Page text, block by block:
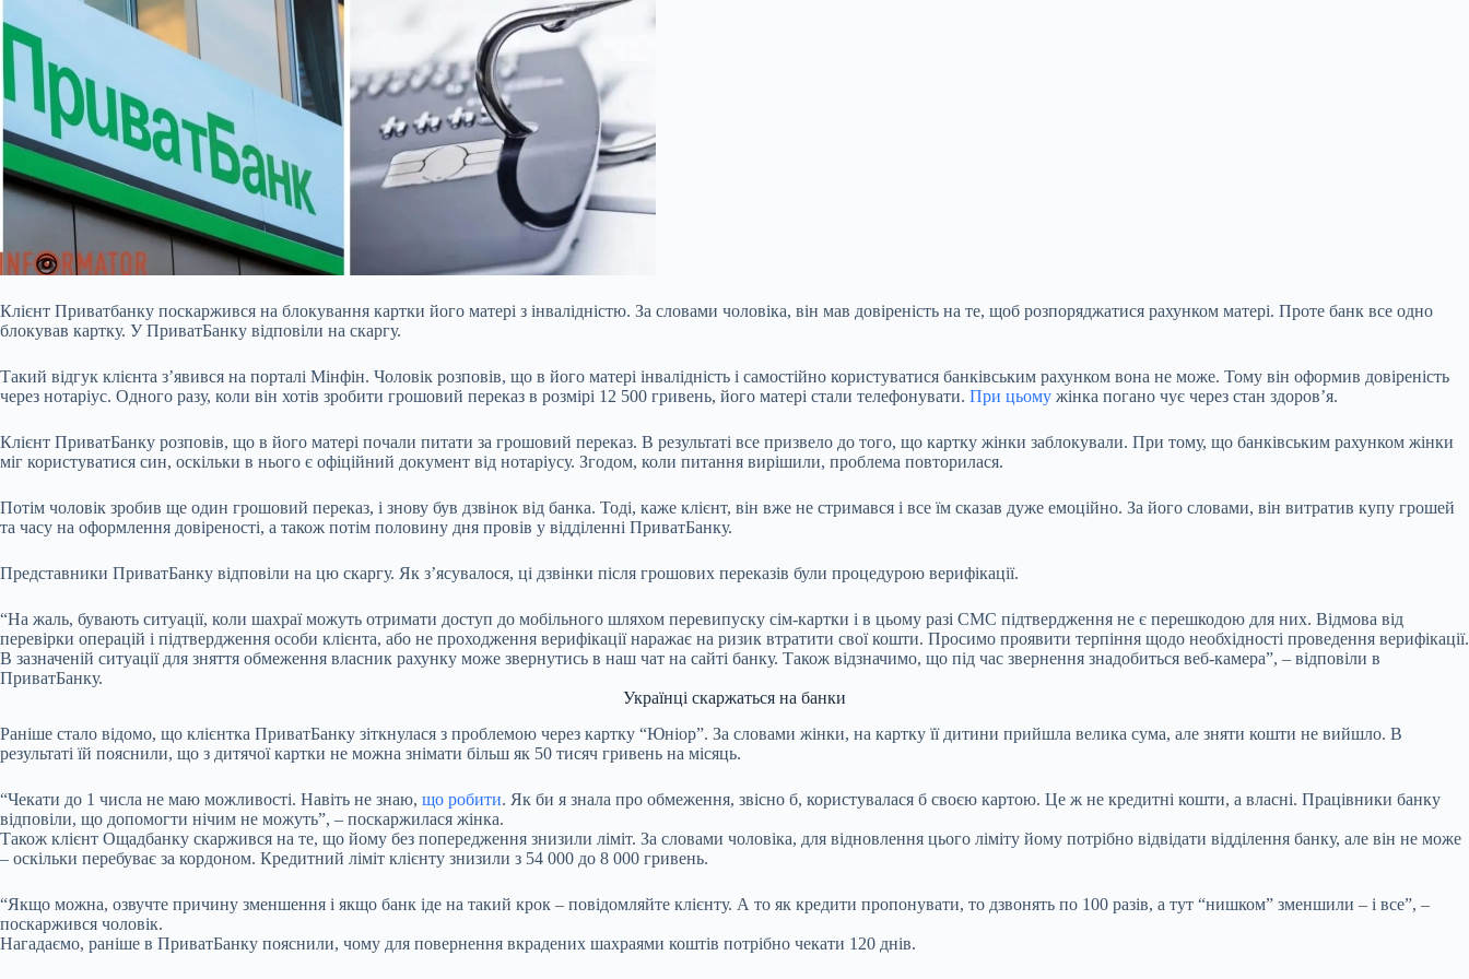
Клієнт Приватбанку поскаржився на блокування картки його матері з інвалідністю. За словами чоловіка, він мав довіреність на те, щоб розпоряджатися рахунком матері. Проте банк все одно
блокував картку. У ПриватБанку відповіли на скаргу.
Такий відгук клієнта з’явився на порталі Мінфін. Чоловік розповів, що в його матері інвалідність і самостійно користуватися банківським рахунком вона не може. Тому він оформив довіреність
через нотаріус. Одного разу, коли він хотів зробити грошовий переказ в розмірі 12 500 гривень, його матері стали телефонувати. При цьому жінка погано чує через стан здоров’я.
Клієнт ПриватБанку розповів, що в його матері почали питати за грошовий переказ. В результаті все призвело до того, що картку жінки заблокували. При тому, що банківським рахунком жінки
міг користуватися син, оскільки в нього є офіційний документ від нотаріусу. Згодом, коли питання вирішили, проблема повторилася.
Потім чоловік зробив ще один грошовий переказ, і знову був дзвінок від банка. Тоді, каже клієнт, він вже не стримався і все їм сказав дуже емоційно. За його словами, він витратив купу грошей
та часу на оформлення довіреності, а також потім половину дня провів у відділенні ПриватБанку.
Представники ПриватБанку відповіли на цю скаргу. Як з’ясувалося, ці дзвінки після грошових переказів були процедурою верифікації.
“На жаль, бувають ситуації, коли шахраї можуть отримати доступ до мобільного шляхом перевипуску сім-картки і в цьому разі СМС підтвердження не є перешкодою для них. Відмова від
перевірки операцій і підтвердження особи клієнта, або не проходження верифікації наражає на ризик втратити свої кошти. Просимо проявити терпіння щодо необхідності проведення верифікації.
В зазначеній ситуації для зняття обмеження власник рахунку може звернутись в наш чат на сайті банку. Також відзначимо, що під час звернення знадобиться веб-камера”, – відповіли в
ПриватБанку.
Українці скаржаться на банки
Раніше стало відомо, що клієнтка ПриватБанку зіткнулася з проблемою через картку “Юніор”. За словами жінки, на картку її дитини прийшла велика сума, але зняти кошти не вийшло. В
результаті їй пояснили, що з дитячої картки не можна знімати більш як 50 тисяч гривень на місяць.
“Чекати до 1 числа не маю можливості. Навіть не знаю, що робити. Як би я знала про обмеження, звісно б, користувалася б своєю картою. Це ж не кредитні кошти, а власні. Працівники банку
відповіли, що допомогти нічим не можуть”, – поскаржилася жінка.
Також клієнт Ощадбанку скаржився на те, що йому без попередження знизили ліміт. За словами чоловіка, для відновлення цього ліміту йому потрібно відвідати відділення банку, але він не може
– оскільки перебуває за кордоном. Кредитний ліміт клієнту знизили з 54 000 до 8 000 гривень.
“Якщо можна, озвучте причину зменшення і якщо банк іде на такий крок – повідомляйте клієнту. А то як кредити пропонувати, то дзвонять по 100 разів, а тут “нишком” зменшили – і все”, –
поскаржився чоловік.
Нагадаємо, раніше в ПриватБанку пояснили, чому для повернення вкрадених шахраями коштів потрібно чекати 120 днів.